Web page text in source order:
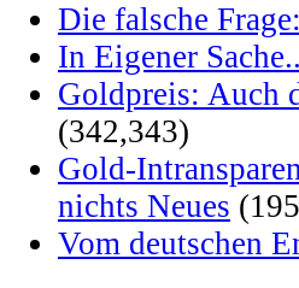
Die falsche
In Eigener
Goldpreis: Auch
(342,343)
Gold-
nichts Neues
Vom deutschen